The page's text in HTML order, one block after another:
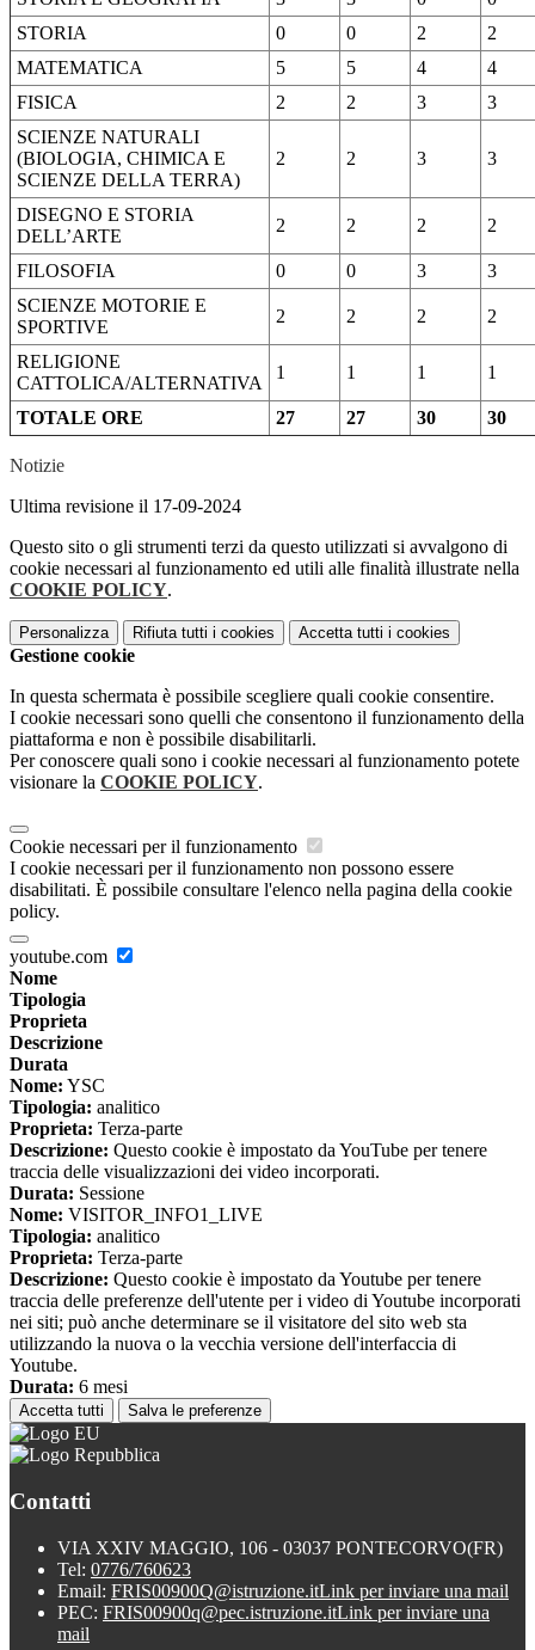
STORIA
0 0 2
2
MATEMATICA
5 5 4
4
FISICA
2 2 3
3
SCIENZE NATURALI
(BIOLOGIA, CHIMICA E
SCIENZE DELLA TERRA)
2 2 3 3
DISEGNO E STORIA
DELL’ARTE
2 2 2 2
FILOSOFIA 0 0 3
3
SCIENZE MOTORIE E
SPORTIVE
2 2 2 2
RELIGIONE
CATTOLICA/ALTERNATIVA
1 1 1 1
TOTALE ORE 27 27 30 30
Notizie
Ultima revisione il 17-09-2024
Questo sito o gli strumenti terzi da questo utilizzati si avvalgono di
cookie necessari al funzionamento ed utili alle finalità illustrate nella
COOKIE POLICY.
Personalizza Rifiuta tutti i cookies Accetta tutti i cookies
Gestione cookie
In questa schermata è possibile scegliere quali cookie consentire.
I cookie necessari sono quelli che consentono il funzionamento della
piattaforma e non è possibile disabilitarli.
Per conoscere quali sono i cookie necessari al funzionamento potete
visionare la COOKIE POLICY.
Cookie necessari per il funzionamento
I cookie necessari per il funzionamento non possono essere
disabilitati. È possibile consultare l'elenco nella pagina della cookie
policy.
youtube.com
Nome
Tipologia
Proprieta
Descrizione
Durata
Nome: YSC
Tipologia: analitico
Proprieta: Terza-parte
Descrizione: Questo cookie è impostato da YouTube per tenere
traccia delle visualizzazioni dei video incorporati.
Durata: Sessione
Nome: VISITOR_INFO1_LIVE
Tipologia: analitico
Proprieta: Terza-parte
Descrizione: Questo cookie è impostato da Youtube per tenere
traccia delle preferenze dell'utente per i video di Youtube incorporati
nei siti; può anche determinare se il visitatore del sito web sta
utilizzando la nuova o la vecchia versione dell'interfaccia di
Youtube.
Durata: 6 mesi
Accetta tutti Salva le preferenze
Contatti
VIA XXIV MAGGIO, 106 - 03037 PONTECORVO(FR)
Tel: 0776/760623
Email: FRIS00900Q@istruzione.itLink per inviare una mail
PEC: FRIS00900q@pec.istruzione.itLink per inviare una
mail